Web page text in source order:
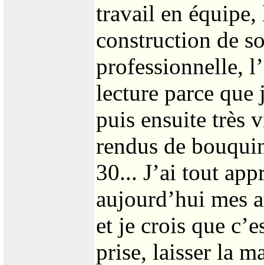
travail en équipe,
construction de
professionnelle,
lecture parce que
puis ensuite très
rendus de
30... J’ai tout
aujourd’hui mes
et je crois que
prise, laisser la